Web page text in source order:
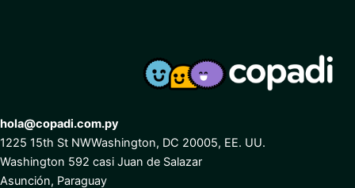
hola@copadi.com.py
1225 15th St NWWashington, DC 20005, EE. UU.
Washington 592 casi Juan de Salazar
Asunción, Paraguay